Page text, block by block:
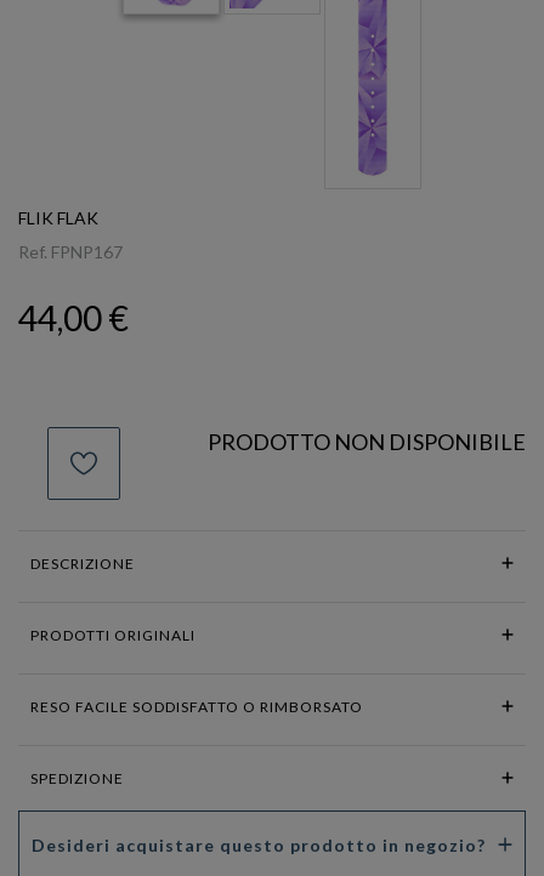
FLIK FLAK
Ref. FPNP167
44,00 €
PRODOTTO NON DISPONIBILE
DESCRIZIONE
PRODOTTI ORIGINALI
RESO FACILE SODDISFATTO O RIMBORSATO
SPEDIZIONE
Desideri acquistare questo prodotto in negozio?